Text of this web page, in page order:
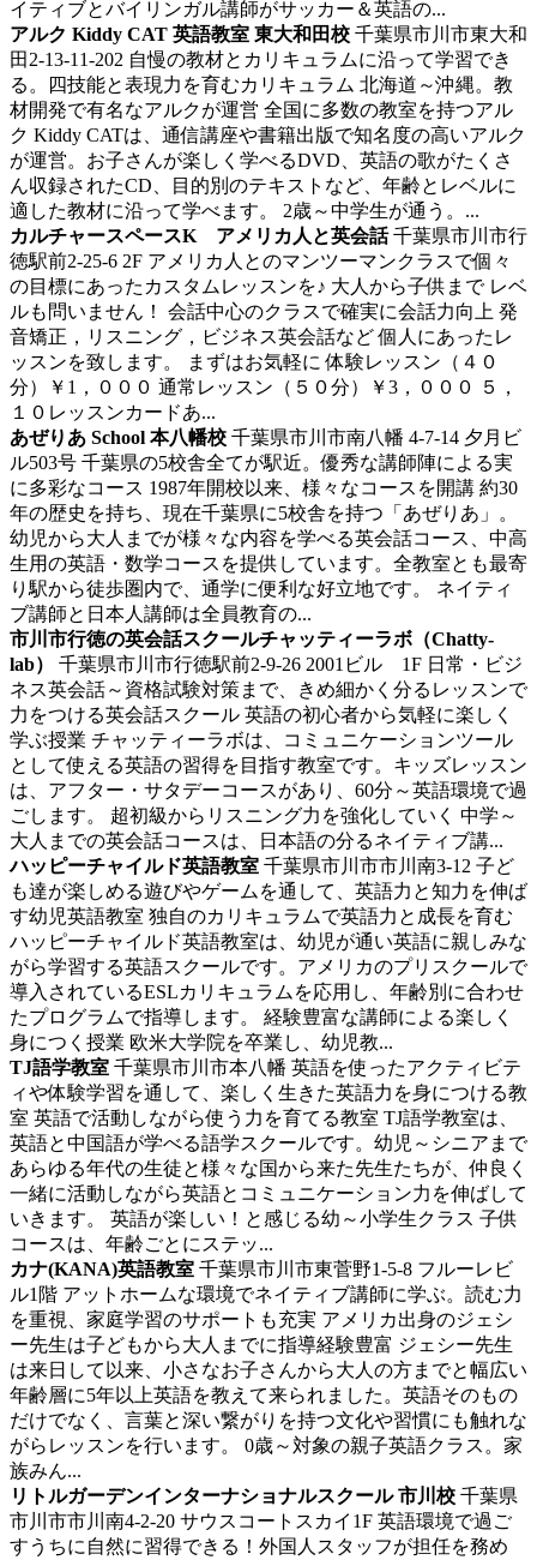
イティブとバイリンガル講師がサッカー＆英語の...
アルク Kiddy CAT 英語教室 東大和田校 千葉県市川市東大和
田2-13-11-202 自慢の教材とカリキュラムに沿って学習でき
る。四技能と表現力を育むカリキュラム 北海道～沖縄。教
材開発で有名なアルクが運営 全国に多数の教室を持つアル
ク Kiddy CATは、通信講座や書籍出版で知名度の高いアルク
が運営。お子さんが楽しく学べるDVD、英語の歌がたくさ
ん収録されたCD、目的別のテキストなど、年齢とレベルに
適した教材に沿って学べます。 2歳～中学生が通う。...
カルチャースペースK アメリカ人と英会話千葉県市川市行
徳駅前2-25-6 2F アメリカ人とのマンツーマンクラスで個々
の目標にあったカスタムレッスンを♪ 大人から子供まで レベ
ルも問いません！ 会話中心のクラスで確実に会話力向上 発
音矯正，リスニング，ビジネス英会話など 個人にあったレ
ッスンを致します。 まずはお気軽に 体験レッスン（４０
分）￥1，０００ 通常レッスン（５０分）￥3，０００ ５，
１０レッスンカードあ...
あぜりあ School 本八幡校 千葉県市川市南八幡 4-7-14 夕月ビ
ル503号 千葉県の5校舎全てが駅近。優秀な講師陣による実
に多彩なコース 1987年開校以来、様々なコースを開講 約30
年の歴史を持ち、現在千葉県に5校舎を持つ「あぜりあ」。
幼児から大人までが様々な内容を学べる英会話コース、中高
生用の英語・数学コースを提供しています。全教室とも最寄
り駅から徒歩圏内で、通学に便利な好立地です。 ネイティ
ブ講師と日本人講師は全員教育の...
市川市行徳の英会話スクールチャッティーラボ（Chatty-
lab）
千葉県市川市行徳駅前2-9-26 2001ビル 1F 日常・ビジ
ネス英会話～資格試験対策まで、きめ細かく分るレッスンで
力をつける英会話スクール 英語の初心者から気軽に楽しく
学ぶ授業 チャッティーラボは、コミュニケーションツール
として使える英語の習得を目指す教室です。キッズレッスン
は、アフター・サタデーコースがあり、60分～英語環境で過
ごします。 超初級からリスニング力を強化していく 中学～
大人までの英会話コースは、日本語の分るネイティブ講...
ハッピーチャイルド英語教室 千葉県市川市市川南3-12 子ど
も達が楽しめる遊びやゲームを通して、英語力と知力を伸ば
す幼児英語教室 独自のカリキュラムで英語力と成長を育む
ハッピーチャイルド英語教室は、幼児が通い英語に親しみな
がら学習する英語スクールです。アメリカのプリスクールで
導入されているESLカリキュラムを応用し、年齢別に合わせ
たプログラムで指導します。 経験豊富な講師による楽しく
身につく授業 欧米大学院を卒業し、幼児教...
TJ語学教室 千葉県市川市本八幡 英語を使ったアクティビテ
ィや体験学習を通して、楽しく生きた英語力を身につける教
室 英語で活動しながら使う力を育てる教室 TJ語学教室は、
英語と中国語が学べる語学スクールです。幼児～シニアまで
あらゆる年代の生徒と様々な国から来た先生たちが、仲良く
一緒に活動しながら英語とコミュニケーション力を伸ばして
いきます。 英語が楽しい！と感じる幼～小学生クラス 子供
コースは、年齢ごとにステッ...
カナ(KANA)英語教室 千葉県市川市東菅野1-5-8 フルーレビ
ル1階 アットホームな環境でネイティブ講師に学ぶ。読む力
を重視、家庭学習のサポートも充実 アメリカ出身のジェシ
ー先生は子どもから大人までに指導経験豊富 ジェシー先生
は来日して以来、小さなお子さんから大人の方までと幅広い
年齢層に5年以上英語を教えて来られました。英語そのもの
だけでなく、言葉と深い繋がりを持つ文化や習慣にも触れな
がらレッスンを行います。 0歳～対象の親子英語クラス。家
族みん...
リトルガーデンインターナショナルスクール 市川校 千葉県
市川市市川南4-2-20 サウスコートスカイ1F 英語環境で過ご
すうちに自然に習得できる！外国人スタッフが担任を務め